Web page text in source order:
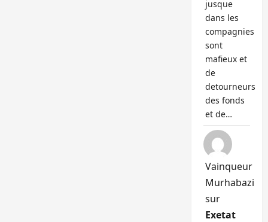
jusque
dans les
compagnies
sont
mafieux et
de
detourneurs
des fonds
et de…
Vainqueur
Murhabazi
sur
Exetat